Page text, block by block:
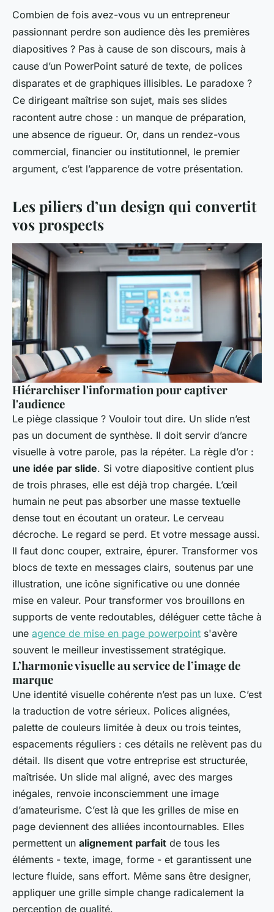
Combien de fois avez-vous vu un entrepreneur
passionnant perdre son audience dès les premières
diapositives ? Pas à cause de son discours, mais à
cause d’un PowerPoint saturé de texte, de polices
disparates et de graphiques illisibles. Le paradoxe ?
Ce dirigeant maîtrise son sujet, mais ses slides
racontent autre chose : un manque de préparation,
une absence de rigueur. Or, dans un rendez-vous
commercial, financier ou institutionnel, le premier
argument, c’est l’apparence de votre présentation.
Les piliers d’un design qui convertit
vos prospects
Hiérarchiser l'information pour captiver
l'audience
Le piège classique ? Vouloir tout dire. Un slide n’est
pas un document de synthèse. Il doit servir d’ancre
visuelle à votre parole, pas la répéter. La règle d’or :
une idée par slide. Si votre diapositive contient plus
de trois phrases, elle est déjà trop chargée. L’œil
humain ne peut pas absorber une masse textuelle
dense tout en écoutant un orateur. Le cerveau
décroche. Le regard se perd. Et votre message aussi.
Il faut donc couper, extraire, épurer. Transformer vos
blocs de texte en messages clairs, soutenus par une
illustration, une icône significative ou une donnée
mise en valeur. Pour transformer vos brouillons en
supports de vente redoutables, déléguer cette tâche à
une agence de mise en page powerpoint s'avère
souvent le meilleur investissement stratégique.
L’harmonie visuelle au service de l’image de
marque
Une identité visuelle cohérente n’est pas un luxe. C’est
la traduction de votre sérieux. Polices alignées,
palette de couleurs limitée à deux ou trois teintes,
espacements réguliers : ces détails ne relèvent pas du
détail. Ils disent que votre entreprise est structurée,
maîtrisée. Un slide mal aligné, avec des marges
inégales, renvoie inconsciemment une image
d’amateurisme. C’est là que les grilles de mise en
page deviennent des alliées incontournables. Elles
permettent un alignement parfait de tous les
éléments - texte, image, forme - et garantissent une
lecture fluide, sans effort. Même sans être designer,
appliquer une grille simple change radicalement la
perception de qualité.